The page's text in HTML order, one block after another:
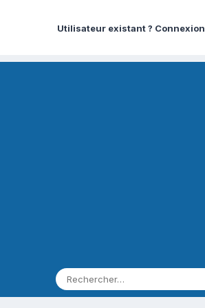
Utilisateur existant ? Connexion